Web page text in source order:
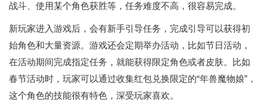
战斗、使用某个角色获胜等，任务难度不高，很容易完成。
新玩家进入游戏后，会有新手引导任务，完成引导可以获得初
始角色和大量资源。游戏还会定期举办活动，比如节日活动，
在活动期间完成指定任务，就能获得限定角色或者皮肤。比如
春节活动时，玩家可以通过收集红包兑换限定的“年兽魔物娘”，
这个角色的技能很有特色，深受玩家喜欢。